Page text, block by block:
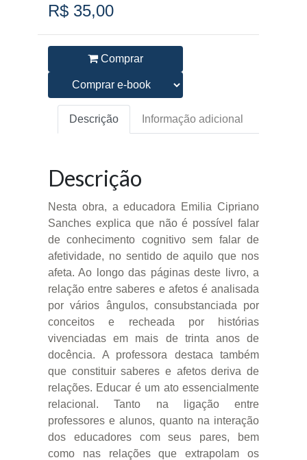
R$ 35,00
Comprar
Descrição Informação adicional
Descrição
Nesta obra, a educadora Emilia Cipriano
Sanches explica que não é possível falar
de conhecimento cognitivo sem falar de
afetividade, no sentido de aquilo que nos
afeta. Ao longo das páginas deste livro, a
relação entre saberes e afetos é analisada
por vários ângulos, consubstanciada por
conceitos e recheada por histórias
vivenciadas em mais de trinta anos de
docência. A professora destaca também
que constituir saberes e afetos deriva de
relações. Educar é um ato essencialmente
relacional. Tanto na ligação entre
professores e alunos, quanto na interação
dos educadores com seus pares, bem
como nas relações que extrapolam os